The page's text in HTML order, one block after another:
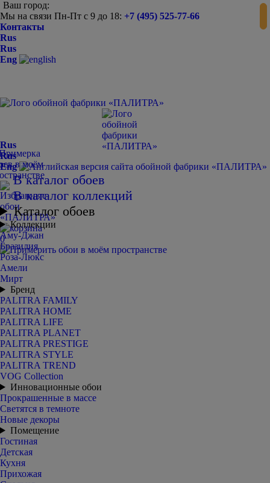
Ваш город:
Мы на связи Пн-Пт с 9 до 18: +7 (495) 525-77-66
Контакты
Rus
Rus
Eng
0
Rus
Rus
Eng
В каталог обоев
В каталог коллекций
Каталог обоев
Коллекции
Аму-Джан
Бразилия
Роза-Люкс
Амели
Мирт
Бренд
PALITRA FAMILY
PALITRA HOME
PALITRA LIFE
PALITRA PLANET
PALITRA PRESTIGE
PALITRA STYLE
PALITRA TREND
VOG Collection
Инновационные обои
Прокрашенные в массе
Светятся в темноте
Новые декоры
Помещение
Гостиная
Детская
Кухня
Прихожая